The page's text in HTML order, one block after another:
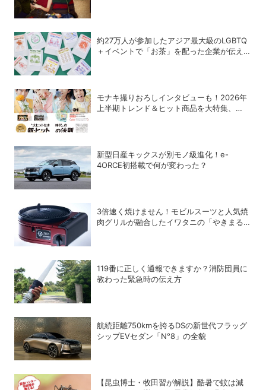
約27万人が参加したアジア最大級のLGBTQ
＋イベントで「お茶」を配った企業が伝えた
モナキ撮りおろしインタビューも！2026年
上半期トレンド＆ヒット商品を大特集、
新型日産キックスが別モノ級進化！e-
4ORCE初搭載で何が変わった？
3倍速く焼けません！モビルスーツと人気焼
肉グリルが融合したイワタニの「やきまる
119番に正しく通報できますか？消防団員に
教わった緊急時の伝え方
航続距離750kmを誇るDSの新世代フラッグ
シップEVセダン「N°8」の全貌
【昆虫博士・牧田習が解説】酷暑で蚊は減